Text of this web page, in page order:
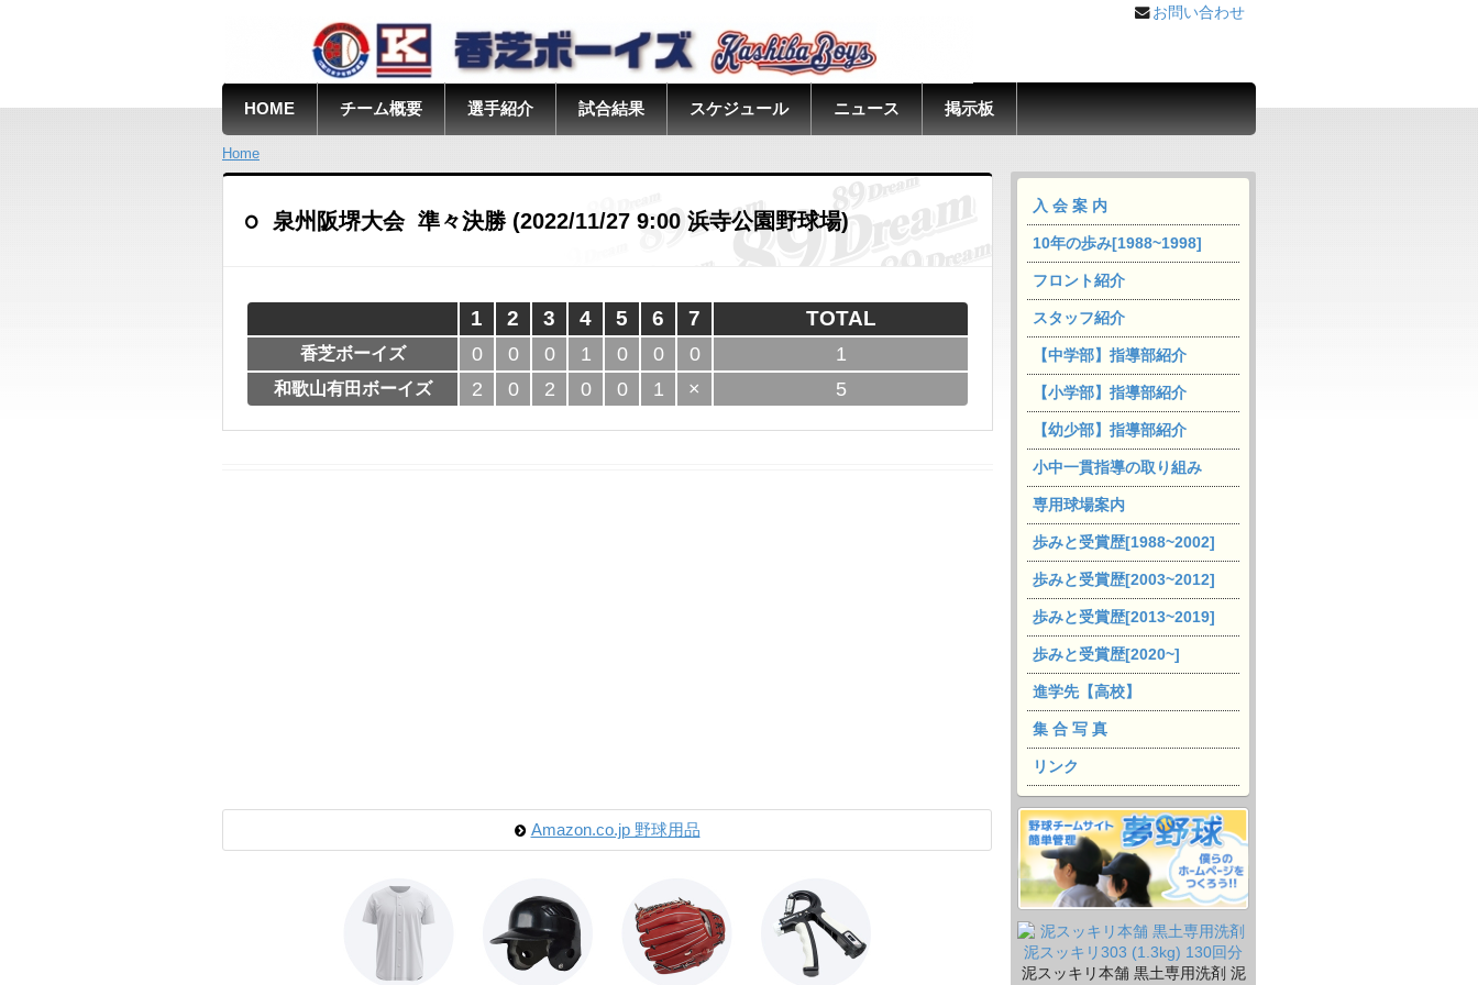
お問い合わせ
HOME チーム概要 選手紹介 試合結果 スケジュール ニュース 掲示板
入 会 案 内
10年の歩み[1988~1998]
フロント紹介
スタッフ紹介
【中学部】指導部紹介
【小学部】指導部紹介
【幼少部】指導部紹介
小中一貫指導の取り組み
専用球場案内
歩みと受賞歴[1988~2002]
歩みと受賞歴[2003~2012]
歩みと受賞歴[2013~2019]
歩みと受賞歴[2020~]
進学先【高校】
集 合 写 真
リンク
泥スッキリ本舗 黒土専用洗剤 泥
Home
泉州阪堺大会 準々決勝 (2022/11/27 9:00 浜寺公園野球場)
1 2 3 4 5 6 7 TOTAL
香芝ボーイズ 0 0 0 1 0 0 0 1
和歌山有田ボーイズ 2 0 2 0 0 1 × 5
Amazon.co.jp 野球用品